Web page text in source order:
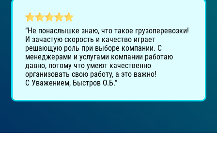
“Не понаслышке знаю, что такое грузоперевозки!
И зачастую скорость и качество играет
решающую роль при выборе компании. С
менеджерами и услугами компании работаю
давно, потому что умеют качественно
организовать свою работу, а это важно!
С Уважением, Быстров О.Б.”